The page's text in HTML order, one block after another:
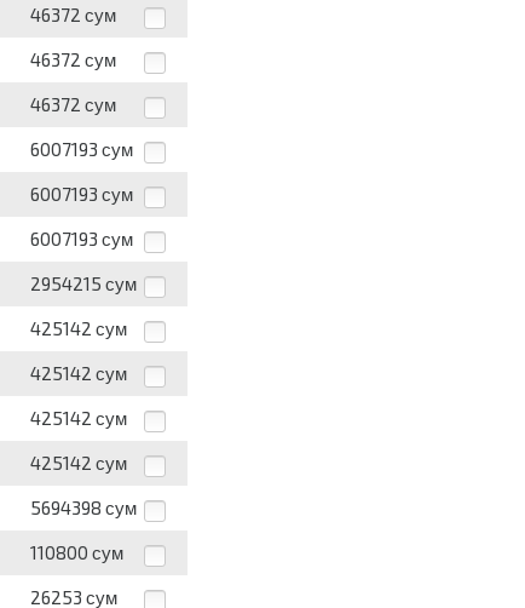
46372 сум
46372 сум
46372 сум
6007193 сум
6007193 сум
6007193 сум
2954215 сум
425142 сум
425142 сум
425142 сум
425142 сум
5694398 сум
110800 сум
26253 сум